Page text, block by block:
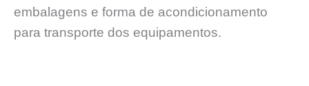
embalagens e forma de acondicionamento
para transporte dos equipamentos.